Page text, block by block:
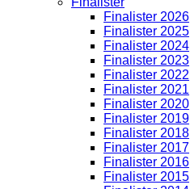
Finalister 2026
Finalister 2025
Finalister 2024
Finalister 2023
Finalister 2022
Finalister 2021
Finalister 2020
Finalister 2019
Finalister 2018
Finalister 2017
Finalister 2016
Finalister 2015